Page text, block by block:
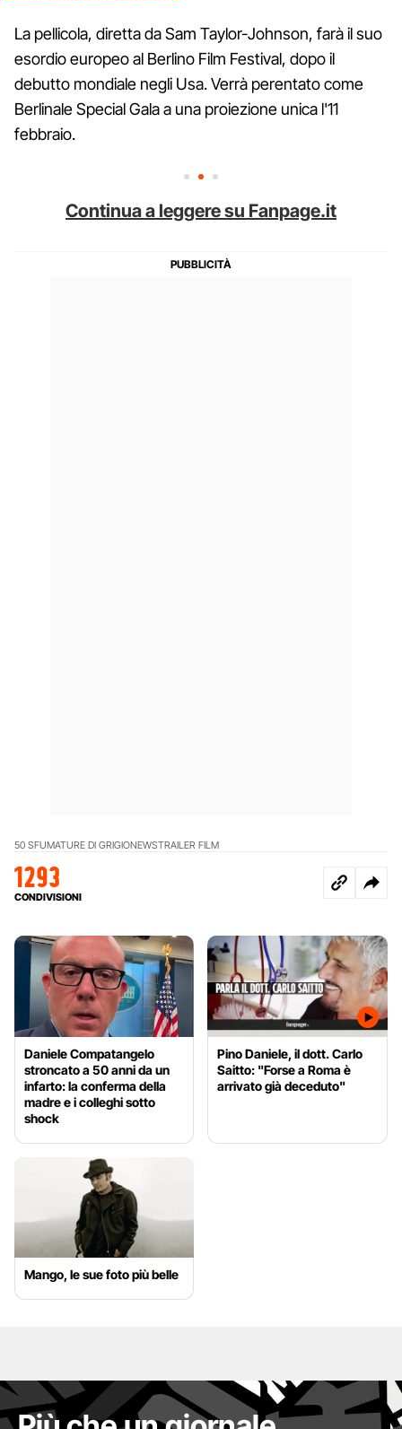
La pellicola, diretta da Sam Taylor-Johnson, farà il suo
esordio europeo al Berlino Film Festival, dopo il
debutto mondiale negli Usa. Verrà perentato come
Berlinale Special Gala a una proiezione unica l'11
febbraio.
Continua a leggere su Fanpage.it
50 SFUMATURE DI GRIGIONEWSTRAILER FILM
1293
CONDIVISIONI
Daniele Compatangelo
stroncato a 50 anni da un
infarto: la conferma della
madre e i colleghi sotto
shock
Pino Daniele, il dott. Carlo
Saitto: "Forse a Roma è
arrivato già deceduto"
Mango, le sue foto più belle